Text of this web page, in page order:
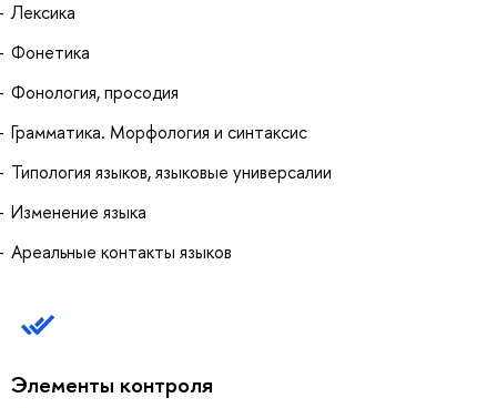
Лексика
Фонетика
Фонология, просодия
Грамматика. Морфология и синтаксис
Типология языков, языковые универсалии
Изменение языка
Ареальные контакты языков
Элементы контроля